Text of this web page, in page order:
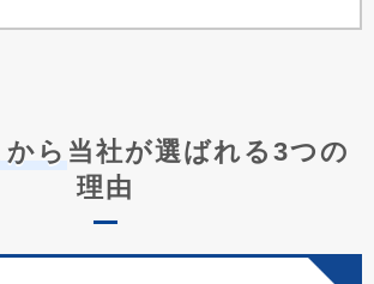
ら 当社が選ばれる3つの
理由